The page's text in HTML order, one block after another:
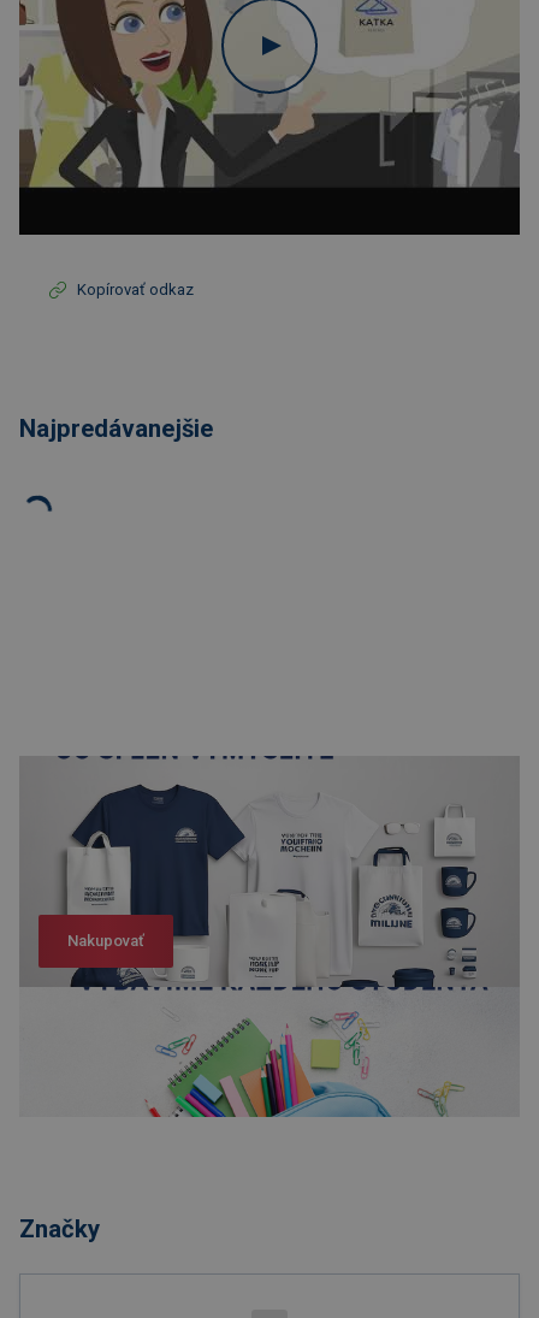
Kopírovať odkaz
Najpredávanejšie
Nakupovať
Značky